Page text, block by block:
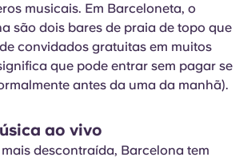
musicais. Em Barceloneta, o
são dois bares de praia de topo que
convidados gratuitas em muitos
que pode entrar sem pagar se
antes da uma da manhã).
ao vivo
descontraída, Barcelona tem